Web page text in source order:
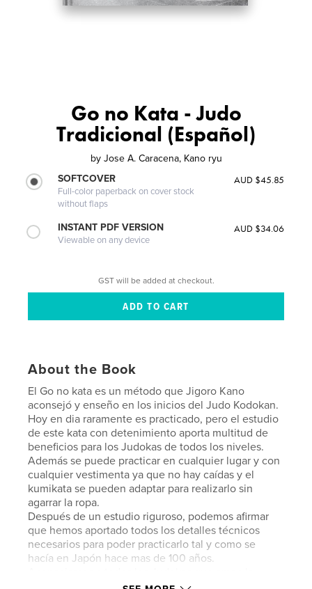
Go no Kata - Judo
Tradicional (Español)
by Jose A. Caracena, Kano ryu
SOFTCOVER
Full-color paperback on cover stock
without flaps
AUD $45.85
INSTANT PDF VERSION
Viewable on any device
AUD $34.06
GST will be added at checkout.
About the Book
El Go no kata es un método que Jigoro Kano
aconsejó y enseño en los inicios del Judo Kodokan.
Hoy en dia raramente es practicado, pero el estudio
de este kata con detenimiento aporta multitud de
beneficios para los Judokas de todos los niveles.
Además se puede practicar en cualquier lugar y con
cualquier vestimenta ya que no hay caídas y el
kumikata se pueden adaptar para realizarlo sin
agarrar la ropa.
Después de un estudio riguroso, podemos afirmar
que hemos aportado todos los detalles técnicos
necesarios para poder practicarlo tal y como se
hacía en Japón hace mas de 100 años.
tradición a que estudien el Go no kata, les reportará